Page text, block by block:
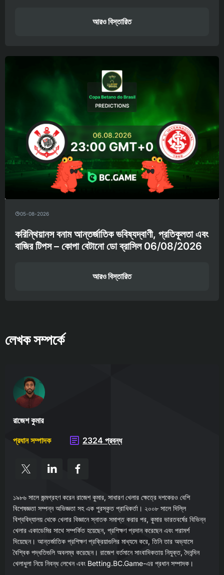
আরও বিস্তারিত
05-08-2026
করিন্থিয়ানস বনাম আন্তর্জাতিক ভবিষ্যদ্বাণী, প্রতিকূলতা এবং
বাজির টিপস – কোপা বেটানো ডো ব্রাসিল 06/08/2026
আরও বিস্তারিত
লেখক সম্পর্কে
রাজেশ কুমার
প্রধান সম্পাদক
2324 প্রবন্ধ
১৯৮৬ সালে জন্মগ্রহণ করেন রাজেশ কুমার, সাধারণ খেলার ক্ষেত্রে দশকেরও বেশি
বিশেষজ্ঞতা সম্পন্ন অভিজ্ঞতা সহ এক পুরস্কৃত প্রাধিকর্তা। ২০০৮ সালে দিল্লি
বিশ্ববিদ্যালয় থেকে খেলার বিজ্ঞানে স্নাতক সমাপ্ত করার পর, কুমার ভারতবর্ষের বিভিন্ন
খেলার একাডেমির সাথে সম্পর্কিত হয়েছেন, প্রশিক্ষণ প্রদান করেছেন এবং পরামর্শ
দিয়েছেন। আন্তর্জাতিক প্রশিক্ষণ প্রক্রিয়াগুলির মাধ্যমে করে, তিনি তার অভ্যাসে
বৈশ্বিক পদ্ধতিগুলি অবলম্ব করেছেন। রাজেশ বর্তমানে সাংবাদিকতায় নিযুক্ত, দৈনন্দিন
খেলাধুলা নিয়ে নিবন্ধ লেখেন এবং Betting.BC.Game-এর প্রধান সম্পাদক।